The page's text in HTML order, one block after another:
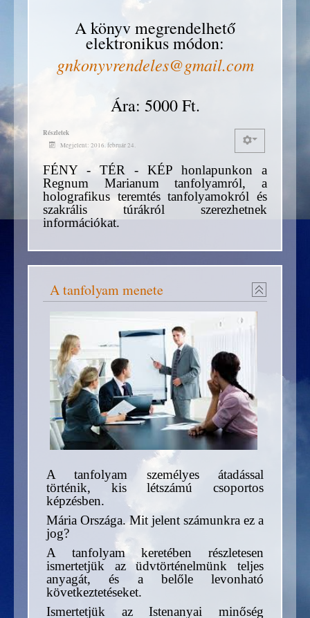
A könyv megrendelhető
elektronikus módon:
gnkonyvrendeles@gmail.com
Ára: 5000 Ft.
Részletek
Megjelent: 2016. február 24.
FÉNY - TÉR - KÉP honlapunkon a
Regnum Marianum tanfolyamról, a
holografikus teremtés tanfolyamokról és
szakrális túrákról szerezhetnek
információkat.
A tanfolyam menete
A tanfolyam személyes átadással
történik, kis létszámú csoportos
képzésben.
Mária Országa. Mit jelent számunkra ez a
jog?
A tanfolyam keretében részletesen
ismertetjük az üdvtörténelmünk teljes
anyagát, és a belőle levonható
következtetéseket.
Ismertetjük az Istenanyai minőség